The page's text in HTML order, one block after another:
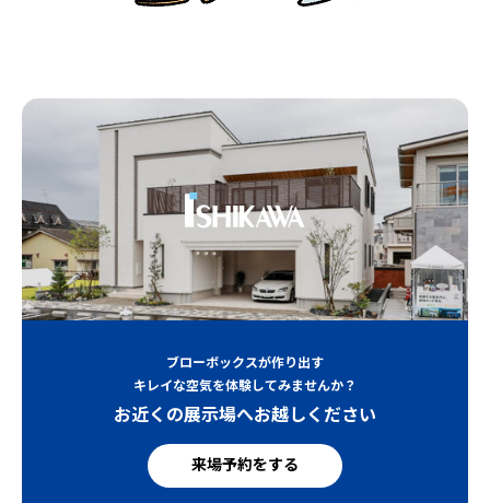
ブローボックスが作り出す
キレイな空気を体験してみませんか？
お近くの展示場へお越しください
来場予約をする